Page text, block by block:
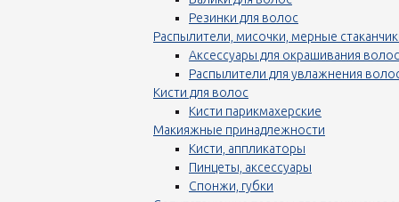
Резинки для волос
Распылители, мисочки, мерные
Аксессуары для окрашивания волос
Распылители для увлажнения
Кисти для волос
Кисти парикмахерские
Макияжные принадлежности
Кисти, аппликаторы
Пинцеты, аксессуары
Спонжи, губки